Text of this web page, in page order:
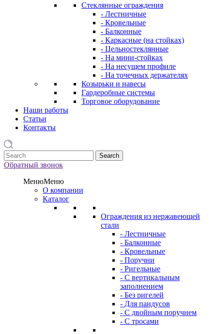
Стеклянные ограждения
- Лестничные
- Кровельные
- Балконные
- Каркасные (на стойках)
- Цельностеклянные
- На мини-стойках
- На несущем профиле
- На точечных держателях
Козырьки и навесы
Гардеробные системы
Торговое оборудование
Наши работы
Статьи
Контакты
1
Обратный звонок
МенюМеню
О компании
Каталог
Ограждения из нержавеющей
стали
- Лестничные
- Балконные
- Кровельные
- Поручни
- Ригельные
- С вертикальным
заполнением
- Без ригелей
- Для пандусов
- С двойным поручнем
- С тросами